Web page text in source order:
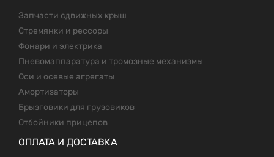
Запчасти сдвижных крыш
Стремянки и рессоры
Фонари и электрика
Пневомаппаратура и тромозные механизмы
Оси и осевые агрегаты
Амортизаторы
Брызговики для грузовиков
Отбойники прицепов
ОПЛАТА И ДОСТАВКА